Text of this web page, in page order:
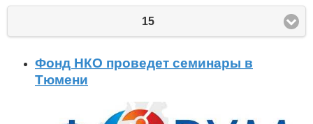
15
Фонд НКО проведет семинары в
Тюмени